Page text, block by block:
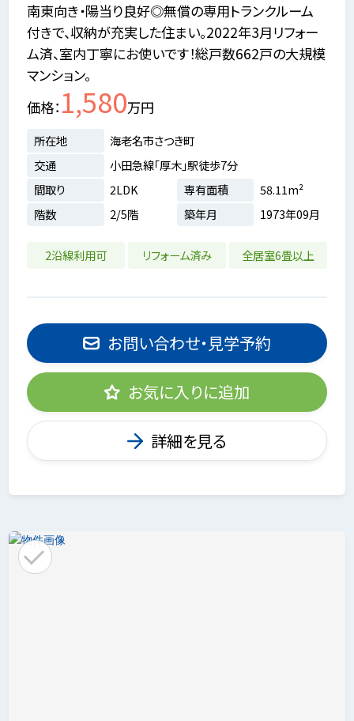
南東向き・陽当り良好◎無償の専用トランクルーム
付きで、収納が充実した住まい。2022年3月リフォー
ム済、室内丁寧にお使いです！総戸数662戸の大規模
マンション。
価格 1,580万円
所在地
海老名市さつき町
交通
小田急線「厚木」駅徒歩7分
間取り
2LDK 専有面積
58.11m²
階数
2/5階 築年月 1973年09月
2沿線利用可 リフォーム済み 全居室6畳以上
お問い合わせ・見学予約
お気に入りに追加
詳細を見る